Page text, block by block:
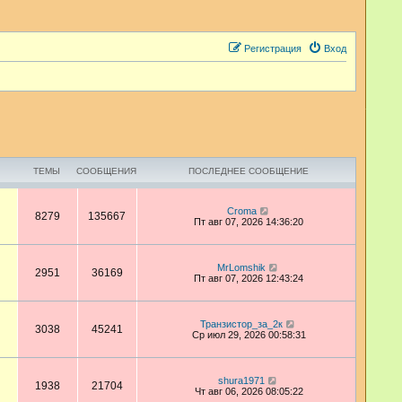
Вход
Регистрация
ТЕМЫ СООБЩЕНИЯ ПОСЛЕДНЕЕ СООБЩЕНИЕ
8279 135667 Croma
е
е
т
и
к
л
е
н
м
у
Пт авг 07, 2026 14:36:20
2951 36169 MrLomshik
е
е
т
и
к
е
Пт авг 07, 2026 12:43:24
3038 45241 Транзистор_за_2к
е
е
и
к
Ср июл 29, 2026 00:58:31
1938 21704 shura1971
е
Чт авг 06, 2026 08:05:22